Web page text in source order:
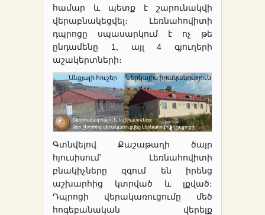
համար և պետք է շարունակվի
վերաբնակեցվել։ Լեռնահովիտի
դպրոցը սպասարկում է ոչ թե
ընդամենը 1, այլ 4 գյուղերի
աշակերտների։
Գտնվելով Քաշաթաղի ծայր
հյուսիսում՝ Լեռնահովիտի
բնակիչները զգում են իրենց
աշխարհից կտրված և լքված։
Դպրոցի վերակառուցումը մեծ
հոգեբանական վերելք